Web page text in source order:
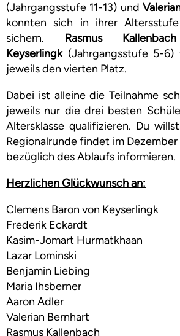
(Jahrgangsstufe 11-13) und
konnten sich in ihrer
sichern. Rasmus Kallenbach
Keyserlingk(Jahrgangsstufe 5-6)
jeweils den vierten Platz.
Dabei ist alleine die Teilnahme
jeweils nur die drei besten
Altersklasse qualifizieren. Du
Regionalrunde findet im
bezüglich des Ablaufs informieren.
Herzlichen Glückwunsch an:
Clemens Baron von Keyserlingk
Frederik Eckardt
Kasim-Jomart Hurmatkhaan
Lazar Lominski
Benjamin Liebing
Maria Ihsberner
Aaron Adler
Valerian Bernhart
Rasmus Kallenbach